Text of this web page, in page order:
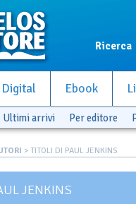
Ricerca
Ebook
Ultimi arrivi Per editore
> TITOLI DI PAUL JENKINS
JENKINS